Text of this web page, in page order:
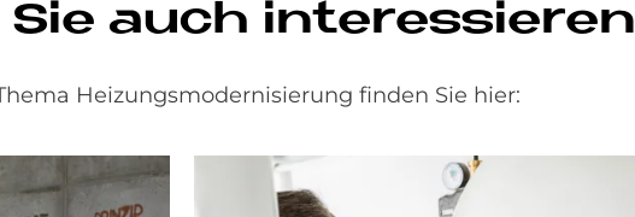
Sie auch in­ter­es­sie­ren
Heizungsmodernisierung finden Sie hier: